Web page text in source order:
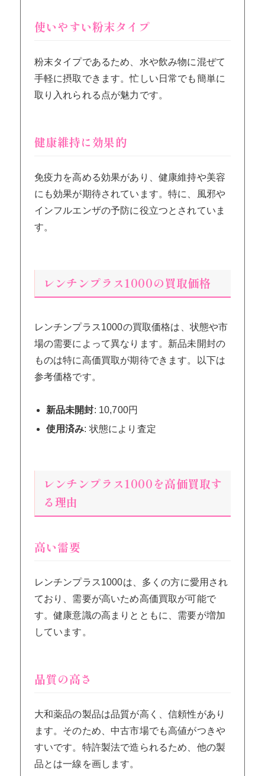
使いやすい粉末タイプ
粉末タイプであるため、水や飲み物に混ぜて
手軽に摂取できます。忙しい日常でも簡単に
取り入れられる点が魅力です。
健康維持に効果的
免疫力を高める効果があり、健康維持や美容
にも効果が期待されています。特に、風邪や
インフルエンザの予防に役立つとされていま
す。
レンチンプラス1000の買取価格
レンチンプラス1000の買取価格は、状態や市
場の需要によって異なります。新品未開封の
ものは特に高価買取が期待できます。以下は
参考価格です。
新品未開封: 10,700円
使用済み: 状態により査定
レンチンプラス1000を高価買取す
る理由
高い需要
レンチンプラス1000は、多くの方に愛用され
ており、需要が高いため高価買取が可能で
す。健康意識の高まりとともに、需要が増加
しています。
品質の高さ
大和薬品の製品は品質が高く、信頼性があり
ます。そのため、中古市場でも高値がつきや
すいです。特許製法で造られるため、他の製
品とは一線を画します。